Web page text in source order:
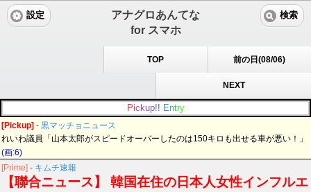
アナグロあんてな
for スマホ
設定 検索
TOP 前の日(08/06)
NEXT
Pic kup!! Entry
[Pickup] - 黒マッチョニュース
れいわ議員「山本太郎がスピードオーバーしたのは150キロも出せる車が悪い！」
(画:6)
[Prime] - キムチ速報
【聯合ニュース】 韓国在住の日本人女性インフルエ